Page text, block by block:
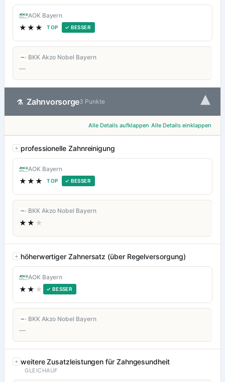
AOK Bayern
★★★ TOP ✓ BESSER
BKK Akzo Nobel Bayern
—
⚗ Zahnvorsorge3 Punkte ▾
Alle Details aufklappen Alle Details einklappen
professionelle Zahnreinigung
AOK Bayern
★★★ TOP ✓ BESSER
BKK Akzo Nobel Bayern
★★ ★
höherwertiger Zahnersatz (über Regelversorgung)
AOK Bayern
★★ ★ ✓ BESSER
BKK Akzo Nobel Bayern
—
weitere Zusatzleistungen für Zahngesundheit
GLEICHAUF